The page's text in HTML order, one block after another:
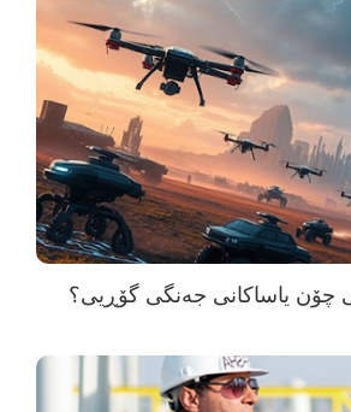
چۆن یاساکانی جەنگی گۆڕیی؟